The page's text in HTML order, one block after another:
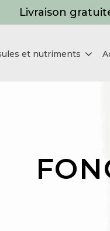
Livraison
et nutriments